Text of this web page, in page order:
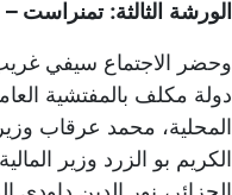
الورشة الثالثة: تمنراست
وحضر الاجتماع سيفي غريب
دولة مكلف بالمفتشية
المحلية، محمد عرقاب
الكريم بو الزرد وزير